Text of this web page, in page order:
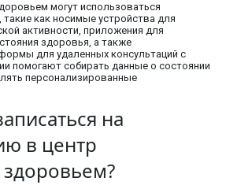
могут использоваться
такие как носимые устройства для
активности, приложения для
здоровья, а также
для удаленных консультаций с
помогают собирать данные о состоянии
персонализированные
на
в центр